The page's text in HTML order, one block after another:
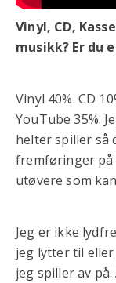
Vinyl, CD,
musikk? Er du
Vinyl 40%. CD
YouTube 35%.
helter spiller så
fremføringer på
utøvere som
Jeg er ikke
jeg lytter til eller
jeg spiller av